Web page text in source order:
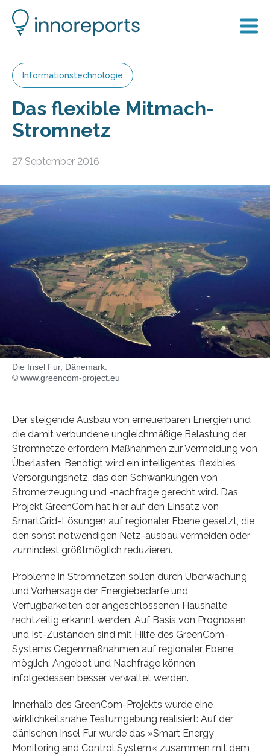
Informationstechnologie
Das flexible Mitmach-
Stromnetz
27 September 2016
Die Insel Fur, Dänemark.
© www.greencom-project.eu
Der steigende Ausbau von erneuerbaren Energien und
die damit verbundene ungleichmäßige Belastung der
Stromnetze erfordern Maßnahmen zur Vermeidung von
Überlasten. Benötigt wird ein intelligentes, flexibles
Versorgungsnetz, das den Schwankungen von
Stromerzeugung und -nachfrage gerecht wird. Das
Projekt GreenCom hat hier auf den Einsatz von
SmartGrid-Lösungen auf regionaler Ebene gesetzt, die
den sonst notwendigen Netz-ausbau vermeiden oder
zumindest größtmöglich reduzieren.
Probleme in Stromnetzen sollen durch Überwachung
und Vorhersage der Energiebedarfe und
Verfügbarkeiten der angeschlossenen Haushalte
rechtzeitig erkannt werden. Auf Basis von Prognosen
und Ist-Zuständen sind mit Hilfe des GreenCom-
Systems Gegenmaßnahmen auf regionaler Ebene
möglich. Angebot und Nachfrage können
infolgedessen besser verwaltet werden.
Innerhalb des GreenCom-Projekts wurde eine
wirklichkeitsnahe Testumgebung realisiert: Auf der
dänischen Insel Fur wurde das »Smart Energy
Monitoring and Control System« zusammen mit dem